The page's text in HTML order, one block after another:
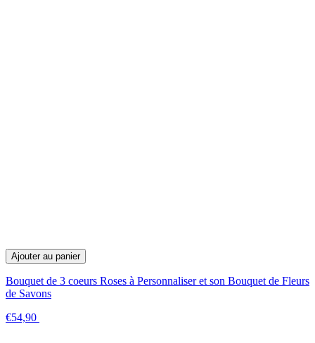
Ajouter au panier
Bouquet de 3 coeurs Roses à Personnaliser et son Bouquet de Fleurs
de Savons
€54,90